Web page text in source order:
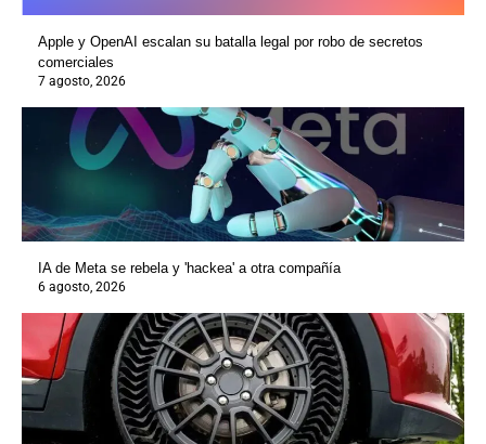
Apple y OpenAI escalan su batalla legal por robo de secretos
comerciales
7 agosto, 2026
IA de Meta se rebela y 'hackea' a otra compañía
6 agosto, 2026